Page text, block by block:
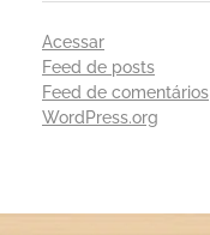
Acessar
Feed de posts
Feed de comentários
WordPress.org